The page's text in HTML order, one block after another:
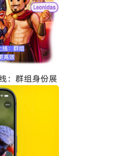
详解：增强聊
：群组身份展